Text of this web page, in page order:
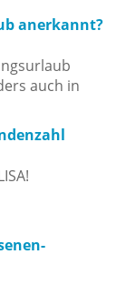
anerkannt?
auch in